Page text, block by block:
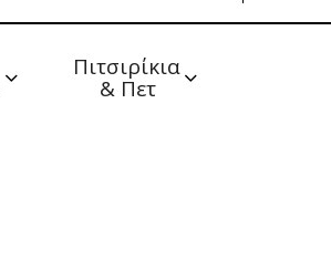
Πιτσιρίκια
& Πετ